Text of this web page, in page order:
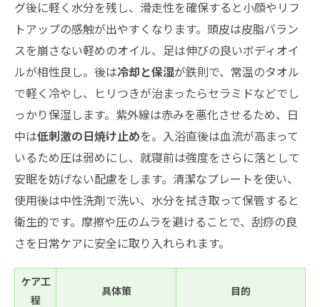
グ後に軽く水分を残し、滑走性を確保すると小顔やリフ
トアップの感触が出やすくなります。頭皮は皮脂バラン
スを崩さない軽めのオイル、足は伸びの良いボディオイ
ルが相性良し。後は冷却と保湿が鉄則で、常温のタオル
で軽く冷やし、ヒリつきが治まったらセラミドなどでし
っかり保湿します。紫外線は赤みを悪化させるため、日
中は低刺激の日焼け止めを。入浴直後は血流が高まって
いるため圧は弱めにし、就寝前は強度をさらに落として
安眠を妨げない配慮をします。清潔なプレートを使い、
使用後は中性洗剤で洗い、水分を拭き取って保管すると
衛生的です。摩擦や圧のムラを避けることで、刮痧の良
さを日常ケアに安全に取り入れられます。
ケア工
程
具体策 目的